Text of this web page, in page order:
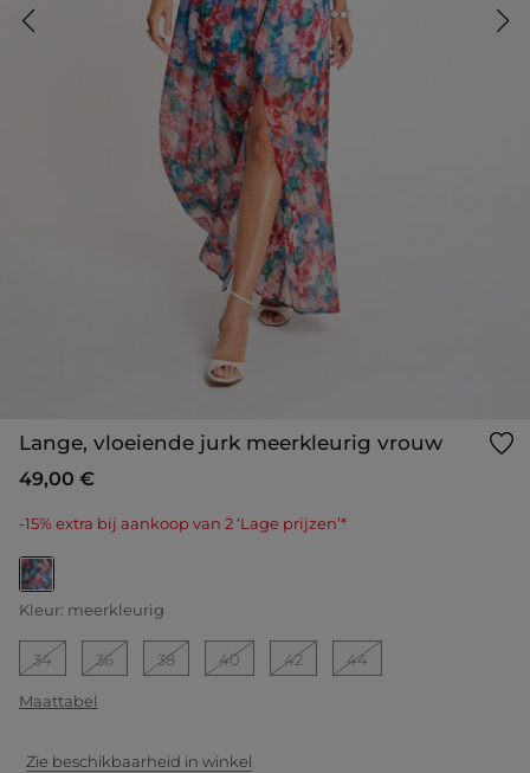
Lange, vloeiende jurk meerkleurig vrouw
49,00 €
-15% extra bij aankoop van 2 ‘Lage prijzen’*
geselecteerd
Kleur: meerkleurig
34 36 38 40 42 44
Maattabel
Zie beschikbaarheid in winkel